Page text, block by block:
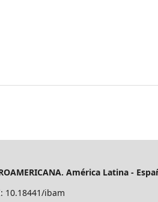
América Latina -
10.18441/ibam